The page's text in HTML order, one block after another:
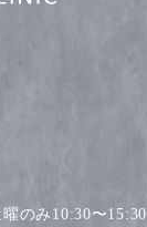
のみ10:30〜15:30